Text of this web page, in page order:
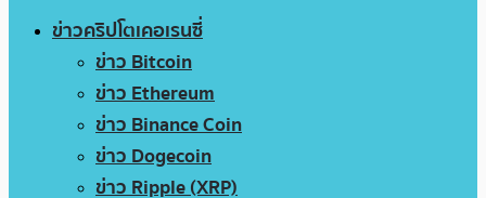
ข่าวคริปโตเคอเรนซี่
ข่าว Bitcoin
ข่าว Ethereum
ข่าว Binance Coin
ข่าว Dogecoin
ข่าว Ripple (XRP)